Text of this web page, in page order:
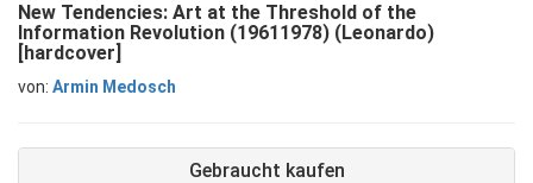
New Tendencies: Art at the Threshold of the
Information Revolution (19611978) (Leonardo)
[hardcover]
von: Armin Medosch
Gebraucht kaufen